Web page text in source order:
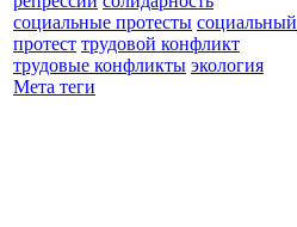
социальные протесты социальный
протест трудовой конфликт
трудовые конфликты экология
Мета теги